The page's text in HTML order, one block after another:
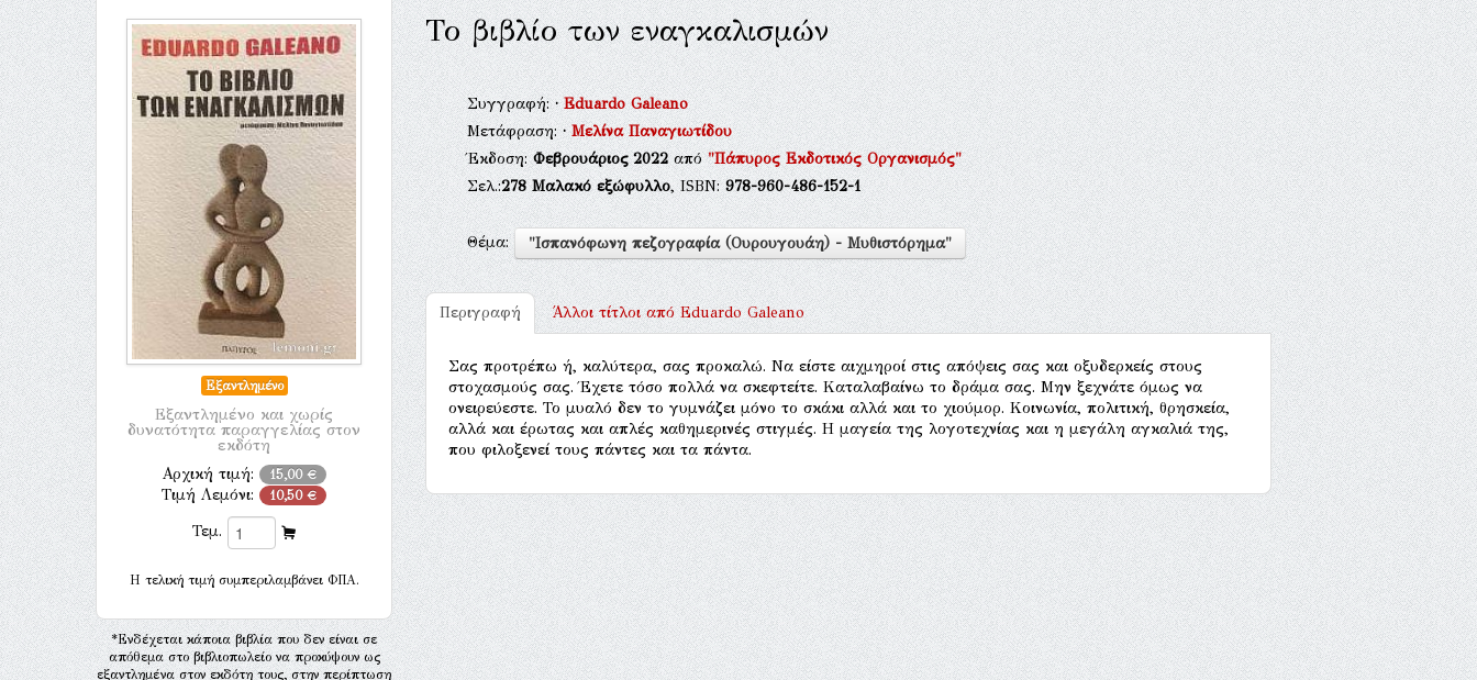
Εξαντλημένο
Εξαντλημένο και χωρίς
δυνατότητα παραγγελίας στον
εκδότη
Αρχική τιμή: 15,00 €
Τιμή Λεμόνι: 10,50 €
Τεμ.
H τελική τιμή συμπεριλαμβάνει ΦΠΑ.
*Ενδέχεται κάποια βιβλία που δεν είναι σε
απόθεμα στο βιβλιοπωλείο να προκύψουν ως
εξαντλημένα στον εκδότη τους, στην περίπτωση
Το βιβλίο των εναγκαλισμών
Συγγραφή:·Eduardo Galeano
Μετάφραση:·Μελίνα Παναγιωτίδου
Έκδοση:Φεβρουάριος 2022από"Πάπυρος Εκδοτικός Οργανισμός"
Σελ.:278 Μαλακό εξώφυλλο, ISBN:978-960-486-152-1
Θέμα: "Ισπανόφωνη πεζογραφία (Ουρουγουάη) - Μυθιστόρημα"
Περιγραφή Άλλοι τίτλοι απόEduardo Galeano
Σας προτρέπω ή, καλύτερα, σας προκαλώ. Να είστε αιχμηροί στις απόψεις σας και οξυδερκείς στους
στοχασμούς σας. Έχετε τόσο πολλά να σκεφτείτε. Καταλαβαίνω το δράμα σας. Μην ξεχνάτε όμως να
ονειρεύεστε. Το μυαλό δεν το γυμνάζει μόνο το σκάκι αλλά και το χιούμορ. Κοινωνία, πολιτική, θρησκεία,
αλλά και έρωτας και απλές καθημερινές στιγμές. Η μαγεία της λογοτεχνίας και η μεγάλη αγκαλιά της,
που φιλοξενεί τους πάντες και τα πάντα.